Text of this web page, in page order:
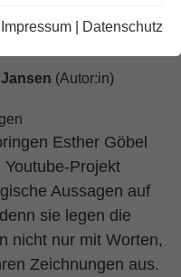
Impressum Datenschutz
den Punkt und
C
(Autor:in)
Esther Göbel
Projekt
Aussagen auf
sie legen die
nicht nur mit Worten,
Zeichnungen aus.